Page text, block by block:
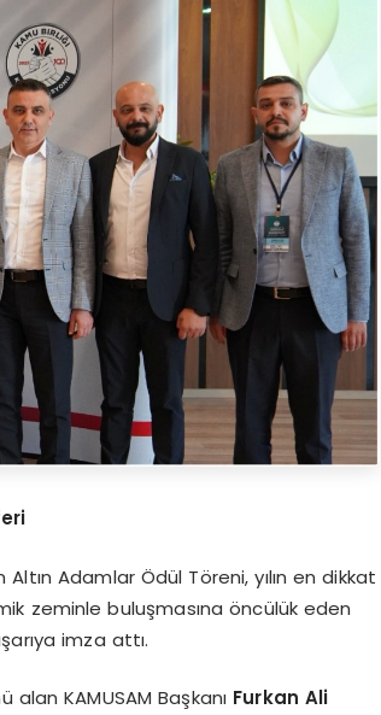
Adamlar Ödül Töreni, yılın en dikkat
zeminle buluşmasına öncülük eden
imza attı.
alan KAMUSAM Başkanı Furkan Ali